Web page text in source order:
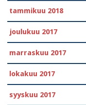
tammikuu 2018
joulukuu 2017
marraskuu 2017
lokakuu 2017
syyskuu 2017